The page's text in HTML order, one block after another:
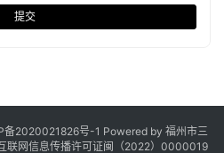
提交
备2020021826号-1 Powered by 福州市三
联网信息传播许可证闽（2022）0000019